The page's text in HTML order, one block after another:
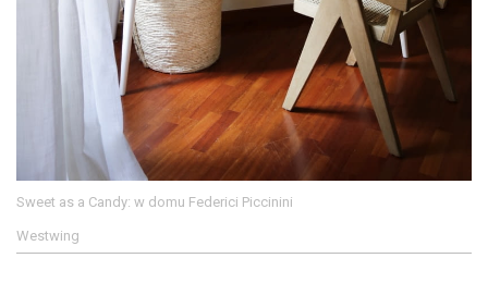
Sweet as a Candy: w domu Federici Piccinini
Westwing